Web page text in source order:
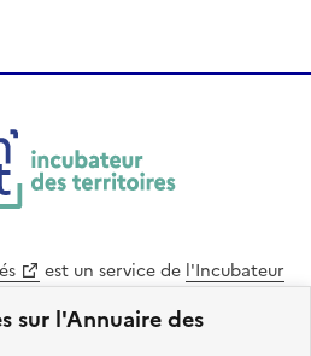
sur l'Annuaire des
est un service de l'Incubateur
. Le code source de ce site web